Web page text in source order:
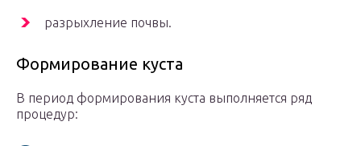
разрыхление почвы.
Формирование куста
В период формирования куста выполняется ряд
процедур: